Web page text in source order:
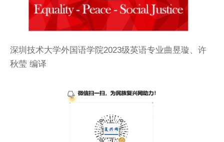
深圳技术大学外国语学院2023级英语专业曲昱璇、许
秋莹 编译